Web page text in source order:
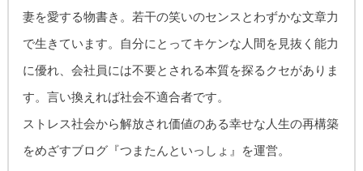
妻を愛する物書き。 若干の笑いのセンスとわずかな文章力
で生きています。自分にとってキケンな人間を見抜く能力
に優れ、会社員には不要とされる本質を探るクセがありま
す。言い換えれば社会不適合者です。
ストレス社会から解放され価値のある幸せな人生の再構築
をめざすブログ『つまたんといっしょ』を運営。